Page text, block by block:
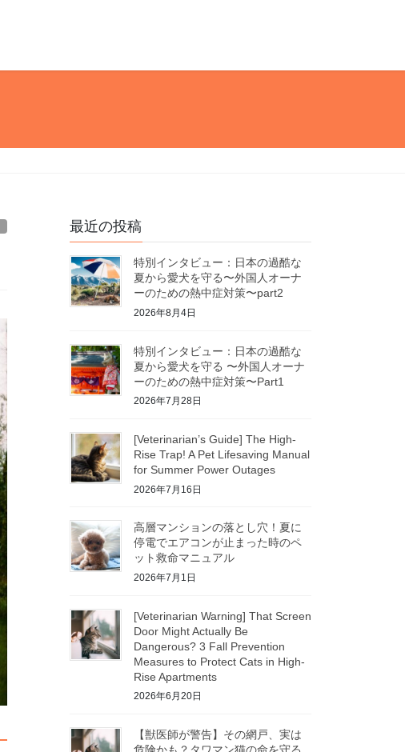
最近の投稿
特別インタビュー：日本の過酷な
夏から愛犬を守る〜外国人オーナ
ーのための熱中症対策〜part2
2026年8月4日
特別インタビュー：日本の過酷な
夏から愛犬を守る 〜外国人オーナ
ーのための熱中症対策〜Part1
2026年7月28日
[Veterinarian’s Guide] The High-
Rise Trap! A Pet Lifesaving Manual
for Summer Power Outages
2026年7月16日
高層マンションの落とし穴！夏に
停電でエアコンが止まった時のペ
ット救命マニュアル
2026年7月1日
[Veterinarian Warning] That Screen
Door Might Actually Be
Dangerous? 3 Fall Prevention
Measures to Protect Cats in High-
Rise Apartments
2026年6月20日
【獣医師が警告】その網戸、実は